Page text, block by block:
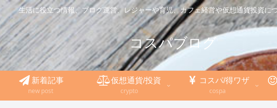
生活に役立つ情報、ブログ運営、レジャーや育児、カフェ経営や仮想通貨投資に
コスパブログ
新着記事
new post
仮想通貨/投資
crypto
コスパ/得ワザ
cospa